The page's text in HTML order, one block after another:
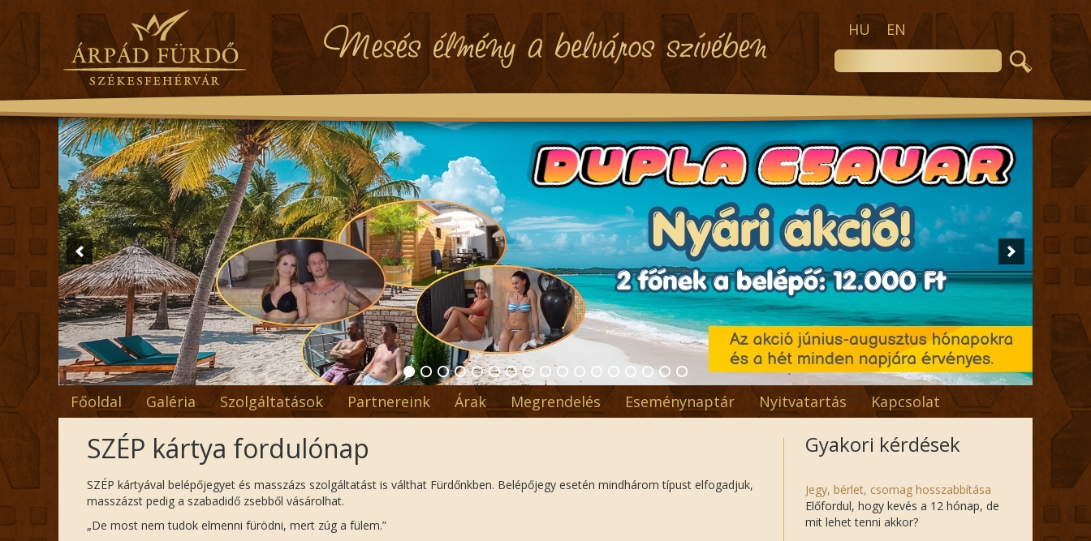
HU EN
Főoldal Galéria Szolgáltatások Partnereink Árak Megrendelés Eseménynaptár Nyitvatartás Kapcsolat
SZÉP kártya fordulónap
SZÉP kártyával belépőjegyet és masszázs szolgáltatást is válthat Fürdőnkben. Belépőjegy esetén mindhárom típust elfogadjuk,
masszázst pedig a szabadidő zsebből vásárolhat.
„De most nem tudok elmenni fürödni, mert zúg a fülem.”
Gyakori kérdések
Jegy, bérlet, csomag hosszabbítása
Előfordul, hogy kevés a 12 hónap, de
mit lehet tenni akkor?